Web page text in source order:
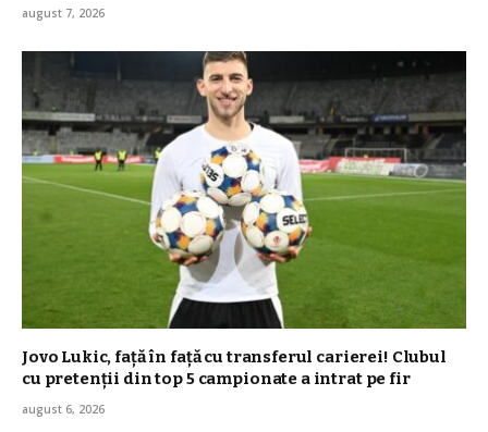
august 7, 2026
Jovo Lukic, față în față cu transferul carierei! Clubul
cu pretenții din top 5 campionate a intrat pe fir
august 6, 2026